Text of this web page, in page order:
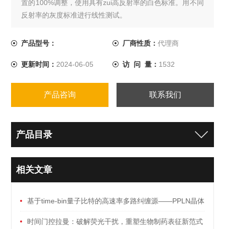
置的100%调整，使用具有zui高反射率的白色标准。用不同
反射率的灰度标准进行线性测试。
产品型号： 厂商性质： 代理商
更新时间： 2024-06-05 访 问 量： 1532
产品咨询 联系我们
产品目录
相关文章
基于time-bin量子比特的高速率多路纠缠源——PPLN晶体
应用时间门控拉曼：破解荧光干扰，重塑生物制药表征新范式